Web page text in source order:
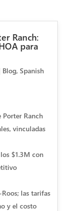
Ranch:
para
Blog, Spanish
Porter Ranch
vinculadas
$1.3M con
las tarifas
y el costo